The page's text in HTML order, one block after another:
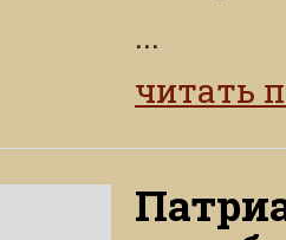
...
читать